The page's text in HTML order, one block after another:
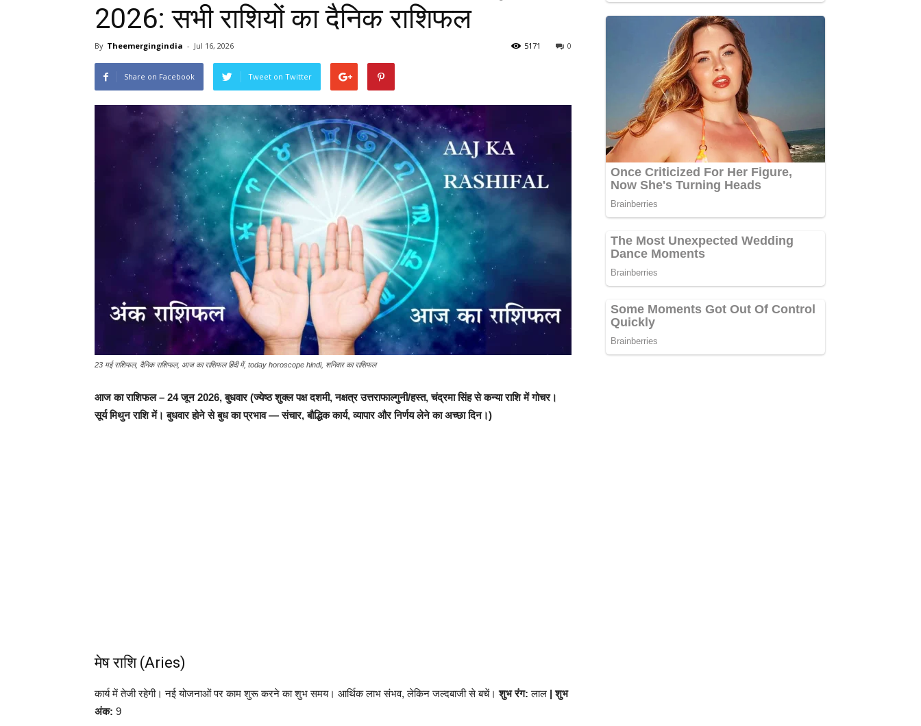
2026: सभी राशियों का दैनिक राशिफल
By Theemergingindia - Jul 16, 2026 0
5171
Share on Facebook Tweet on Twitter
23 मई राशिफल, दैनिक राशिफल, आज का राशिफल हिंदी में, today horoscope hindi, शनिवार का राशिफल
आज का राशिफल – 24 जून 2026, बुधवार (ज्येष्ठ शुक्ल पक्ष दशमी, नक्षत्र उत्तराफाल्गुनी/हस्त, चंद्रमा सिंह से कन्या राशि में गोचर।
सूर्य मिथुन राशि में। बुधवार होने से बुध का प्रभाव — संचार, बौद्धिक कार्य, व्यापार और निर्णय लेने का अच्छा दिन।)
मेष राशि (Aries)
कार्य में तेजी रहेगी। नई योजनाओं पर काम शुरू करने का शुभ समय। आर्थिक लाभ संभव, लेकिन जल्दबाजी से बचें।शुभ रंग: लाल | शुभ
अंक: 9